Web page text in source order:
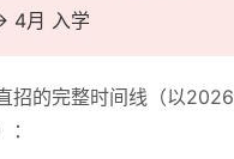
4月 入学
招的完整时间线（以